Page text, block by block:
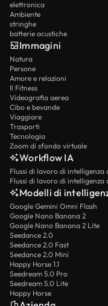
elettronica
Ambiente
stringhe
batterie acustiche
Immagini
Natura
Persone
Amore e relazioni
Il Fitness
Videografia aerea
Cibo e bevande
Viaggiare
Trasporti
Tecnologia
Zoom di sfondo virtuale
Workflow IA
Flussi di lavoro di
Modelli di
Google Gemini Omni Flash
Google Nano Banana 2
Google Nano Banana 2 Lite
Seedance 2.0
Seedance 2.0 Fast
Seedance 2.0 Mini
Happy Horse 1.1
Seedream 5.0 Pro
Seedream 5.0 Lite
Happy Horse